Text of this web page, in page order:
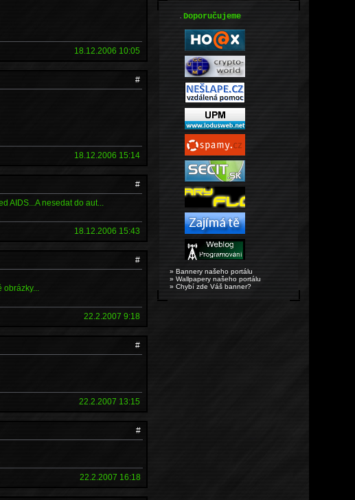
18.12.2006 10:05
#
18.12.2006 15:14
#
nesedat do aut...
18.12.2006 15:43
#
22.2.2007 9:18
#
22.2.2007 13:15
#
22.2.2007 16:18
.Doporučujeme
» Bannery našeho portálu
» Wallpapery našeho portálu
» Chybí zde Váš banner?